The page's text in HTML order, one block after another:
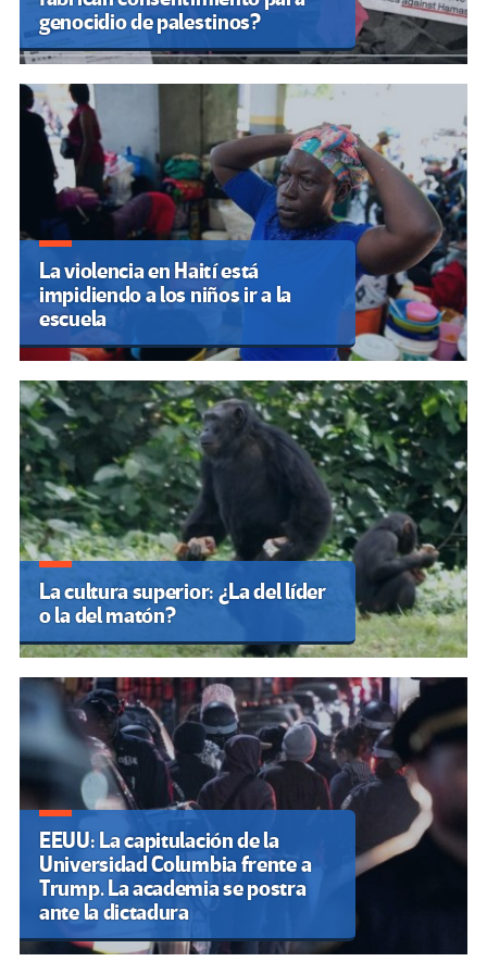
genocidio de palestinos?
La violencia en Haití está
impidiendo a los niños ir a la
escuela
La cultura superior: ¿La del líder
o la del matón?
EEUU: La capitulación de la
Universidad Columbia frente a
Trump. La academia se postra
ante la dictadura